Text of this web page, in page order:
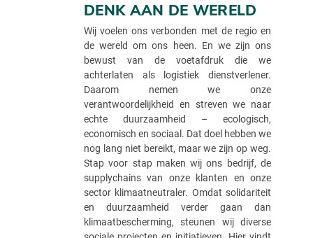
DENK AAN DE WERELD
Wij voelen ons verbonden met de regio en
de wereld om ons heen. En we zijn ons
bewust van de voetafdruk die we
achterlaten als logistiek dienstverlener.
Daarom nemen we onze
verantwoordelijkheid en streven we naar
echte duurzaamheid – ecologisch,
economisch en sociaal. Dat doel hebben we
nog lang niet bereikt, maar we zijn op weg.
Stap voor stap maken wij ons bedrijf, de
supplychains van onze klanten en onze
sector klimaatneutraler. Omdat solidariteit
en duurzaamheid verder gaan dan
klimaatbescherming, steunen wij diverse